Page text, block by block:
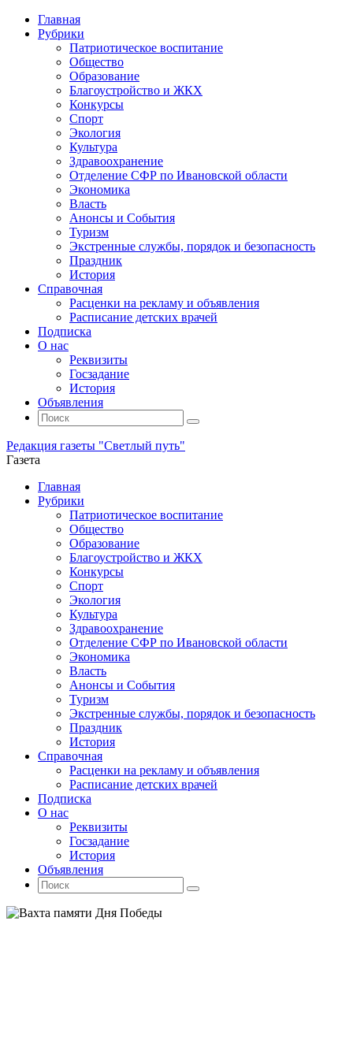
Главная
Рубрики
Патриотическое воспитание
Общество
Образование
Благоустройство и ЖКХ
Конкурсы
Спорт
Экология
Культура
Здравоохранение
Отделение СФР по Ивановской области
Экономика
Власть
Анонсы и События
Туризм
Экстренные службы, порядок и безопасность
Праздник
История
Справочная
Расценки на рекламу и объявления
Расписание детских врачей
Подписка
О нас
Реквизиты
Госзадание
История
Объявления
Поиск
Искать:
Поиск
Редакция газеты "Светлый путь"
Газета
Промотать
содержимому
Главная
Рубрики
Патриотическое воспитание
Общество
Образование
Благоустройство и ЖКХ
Конкурсы
Спорт
Экология
Культура
Здравоохранение
Отделение СФР по Ивановской области
Экономика
Власть
Анонсы и События
Туризм
Экстренные службы, порядок и безопасность
Праздник
История
Справочная
Расценки на рекламу и объявления
Расписание детских врачей
Подписка
О нас
Реквизиты
Госзадание
История
Объявления
Поиск
Искать:
Поиск